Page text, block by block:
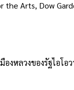
Arts, Dow
หลวงของรัฐไอโอ